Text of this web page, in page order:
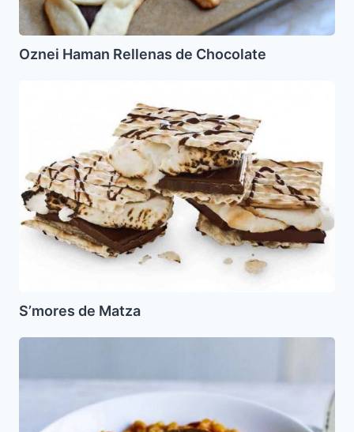
Oznei Haman Rellenas de Chocolate
S’mores de Matza
con
Kasher